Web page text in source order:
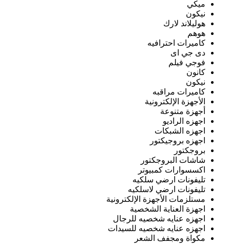
ميكي
نيكون
هوليلاند لارك
هوهم
كاميرات احترافيه
دى جي اى
فوجي فيلم
كانون
نيكون
كاميرات مراقبه
الأجهزة الإلكترونية
أجهزة متنوعة
اجهزه الراديو
اجهزه الشبكات
اجهزه بروجيكتور
بروجكتور
شاشات البروجكتور
اكسسوارات كمبيوتر
تليفونات ارضي سلكيه
تليفونات ارضي لاسلكيه
مستلزمات الأجهزة الإلكترونية
اجهزة العناية الشخصية
اجهزه عنايه شخصيه للرجال
اجهزه عنايه شخصيه للسيدات
مكواة ومجفف الشعر